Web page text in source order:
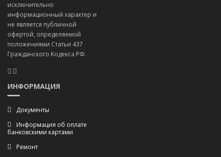
исключительно
информационный характер и
не является публичной
офертой, определяемой
положениями Статьи 437
Гражданского Кодекса РФ.
ИНФОРМАЦИЯ
Документы
Информация об оплате
банковскими картами
Ремонт